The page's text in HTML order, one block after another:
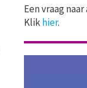
Een vraag
Klikhier.